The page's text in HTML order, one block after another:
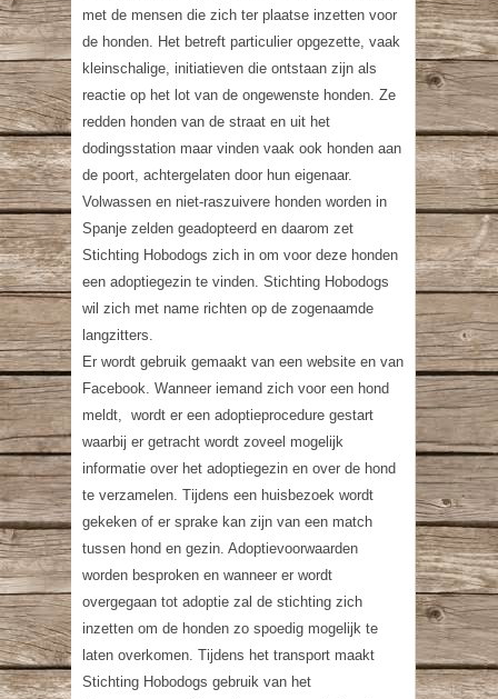
met de mensen die zich ter plaatse inzetten voor
de honden. Het betreft particulier opgezette, vaak
kleinschalige, initiatieven die ontstaan zijn als
reactie op het lot van de ongewenste honden. Ze
redden honden van de straat en uit het
dodingsstation maar vinden vaak ook honden aan
de poort, achtergelaten door hun eigenaar.
Volwassen en niet-raszuivere honden worden in
Spanje zelden geadopteerd en daarom zet
Stichting Hobodogs zich in om voor deze honden
een adoptiegezin te vinden. Stichting Hobodogs
wil zich met name richten op de zogenaamde
langzitters.
Er wordt gebruik gemaakt van een website en van
Facebook. Wanneer iemand zich voor een hond
meldt, wordt er een adoptieprocedure gestart
waarbij er getracht wordt zoveel mogelijk
informatie over het adoptiegezin en over de hond
te verzamelen. Tijdens een huisbezoek wordt
gekeken of er sprake kan zijn van een match
tussen hond en gezin. Adoptievoorwaarden
worden besproken en wanneer er wordt
overgegaan tot adoptie zal de stichting zich
inzetten om de honden zo spoedig mogelijk te
laten overkomen. Tijdens het transport maakt
Stichting Hobodogs gebruik van het